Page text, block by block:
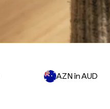
AZN în AUD